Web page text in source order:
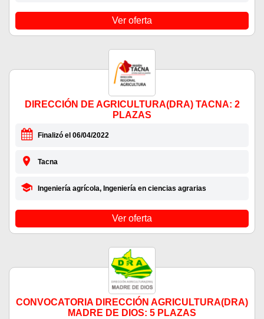
Ver oferta
DIRECCIÓN DE AGRICULTURA(DRA) TACNA: 2
PLAZAS
Finalizó el 06/04/2022
Tacna
Ingeniería agrícola, Ingeniería en ciencias agrarias
Ver oferta
CONVOCATORIA DIRECCIÓN AGRICULTURA(DRA)
MADRE DE DIOS: 5 PLAZAS